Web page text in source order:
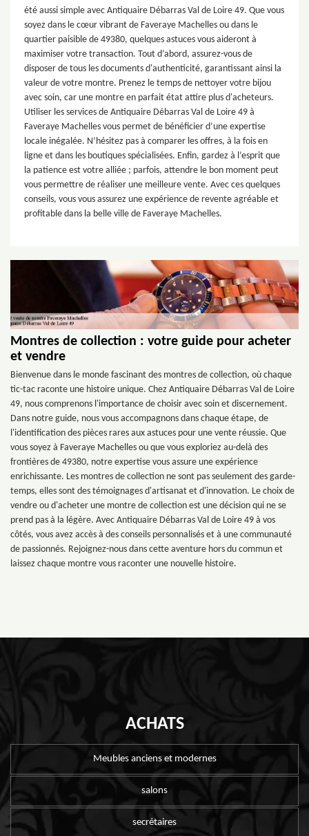
été aussi simple avec Antiquaire Débarras Val de Loire 49. Que vous
soyez dans le cœur vibrant de Faveraye Machelles ou dans le
quartier paisible de 49380, quelques astuces vous aideront à
maximiser votre transaction. Tout d’abord, assurez-vous de
disposer de tous les documents d'authenticité, garantissant ainsi la
valeur de votre montre. Prenez le temps de nettoyer votre bijou
avec soin, car une montre en parfait état attire plus d'acheteurs.
Utiliser les services de Antiquaire Débarras Val de Loire 49 à
Faveraye Machelles vous permet de bénéficier d’une expertise
locale inégalée. N’hésitez pas à comparer les offres, à la fois en
ligne et dans les boutiques spécialisées. Enfin, gardez à l’esprit que
la patience est votre alliée ; parfois, attendre le bon moment peut
vous permettre de réaliser une meilleure vente. Avec ces quelques
conseils, vous vous assurez une expérience de revente agréable et
profitable dans la belle ville de Faveraye Machelles.
Montres de collection : votre guide pour acheter
et vendre
Bienvenue dans le monde fascinant des montres de collection, où chaque
tic-tac raconte une histoire unique. Chez Antiquaire Débarras Val de Loire
49, nous comprenons l'importance de choisir avec soin et discernement.
Dans notre guide, nous vous accompagnons dans chaque étape, de
l'identification des pièces rares aux astuces pour une vente réussie. Que
vous soyez à Faveraye Machelles ou que vous exploriez au-delà des
frontières de 49380, notre expertise vous assure une expérience
enrichissante. Les montres de collection ne sont pas seulement des garde-
temps, elles sont des témoignages d'artisanat et d'innovation. Le choix de
vendre ou d'acheter une montre de collection est une décision qui ne se
prend pas à la légère. Avec Antiquaire Débarras Val de Loire 49 à vos
côtés, vous avez accès à des conseils personnalisés et à une communauté
de passionnés. Rejoignez-nous dans cette aventure hors du commun et
laissez chaque montre vous raconter une nouvelle histoire.
ACHATS
Meubles anciens et modernes
salons
secrétaires